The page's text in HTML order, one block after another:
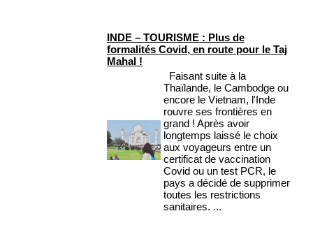
INDE – TOURISME : Plus de
formalités Covid, en route pour le Taj
Mahal !
Faisant suite à la
Thaïlande, le Cambodge ou
encore le Vietnam, l'Inde
rouvre ses frontières en
grand ! Après avoir
longtemps laissé le choix
aux voyageurs entre un
certificat de vaccination
Covid ou un test PCR, le
pays a décidé de supprimer
toutes les restrictions
sanitaires. ...